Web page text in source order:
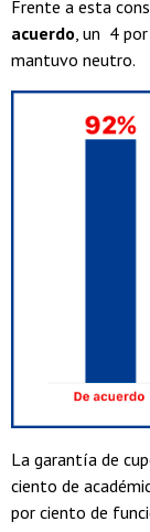
Frente a esta
acuerdo, un 4
mantuvo neutro.
La garantía de
ciento de
por ciento de